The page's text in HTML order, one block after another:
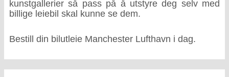
kunstgallerier så pass på å utstyre deg selv med
billige leiebil skal kunne se dem.
Bestill din bilutleie Manchester Lufthavn i dag.